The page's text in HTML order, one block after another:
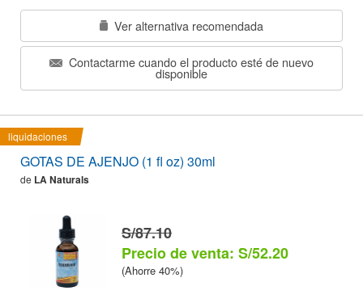
Ver alternativa recomendada
Contactarme cuando el producto esté de nuevo
disponible
liquidaciones
GOTAS DE AJENJO (1 fl oz) 30ml
de LA Naturals
S/87.10
Precio de venta: S/52.20
(Ahorre 40%)